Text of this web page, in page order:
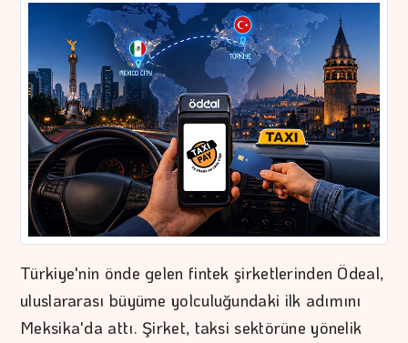
Türkiye'nin önde gelen fintek şirketlerinden Ödeal,
uluslararası büyüme yolculuğundaki ilk adımını
Meksika'da attı. Şirket, taksi sektörüne yönelik